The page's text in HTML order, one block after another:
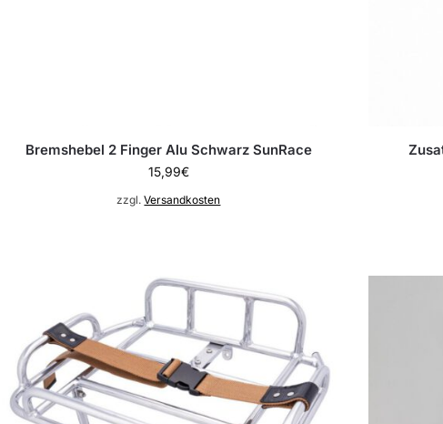
Bremshebel 2 Finger Alu Schwarz SunRace
15,99€
zzgl.Versandkosten